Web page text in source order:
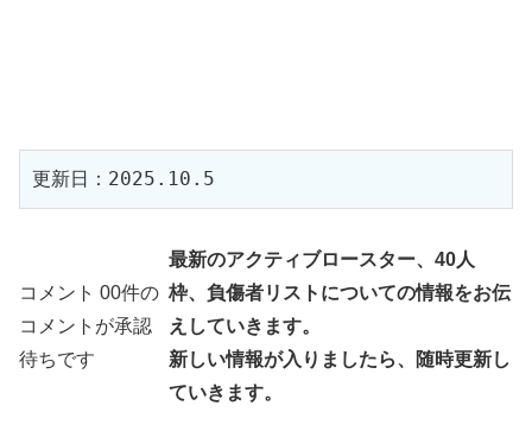
更新日：2025.10.5
コメント 00件の
コメントが承認
待ちです
最新のアクティブロースター、40人
枠、負傷者リストについての情報をお伝
えしていきます。
新しい情報が入りましたら、随時更新し
ていきます。